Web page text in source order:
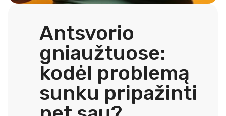
Antsvorio
gniaužtuose:
kodėl problemą
sunku pripažinti